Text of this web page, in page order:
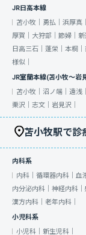
JR日高本線
苫小牧｜ 勇払｜ 浜厚真｜
厚賀｜ 大狩部｜ 節婦｜ 新
日高三石｜ 蓬栄｜ 本桐｜
様似｜
JR室蘭本線(苫小牧～岩
苫小牧｜ 沼ノ端｜ 遠浅｜
栗沢｜ 志文｜ 岩見沢｜
苫小牧駅で診
内科系
内科｜ 循環器内科｜ 血
内分泌内科｜ 神経内科｜
漢方内科｜ 老年内科｜
小児科系
小児科｜ 新生児科｜